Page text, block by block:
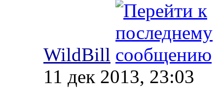
WildBill
11 дек 2013, 23:03